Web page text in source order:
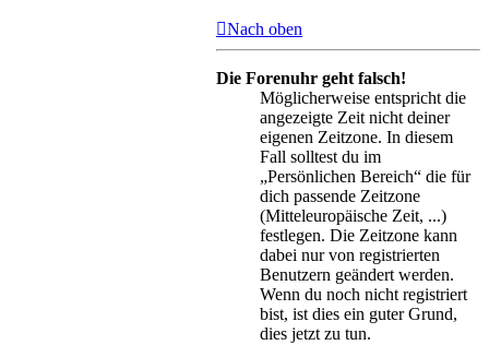
Nach oben
Die Forenuhr geht falsch!
Möglicherweise entspricht die
angezeigte Zeit nicht deiner
eigenen Zeitzone. In diesem
Fall solltest du im
„Persönlichen Bereich“ die für
dich passende Zeitzone
(Mitteleuropäische Zeit, ...)
festlegen. Die Zeitzone kann
dabei nur von registrierten
Benutzern geändert werden.
Wenn du noch nicht registriert
bist, ist dies ein guter Grund,
dies jetzt zu tun.